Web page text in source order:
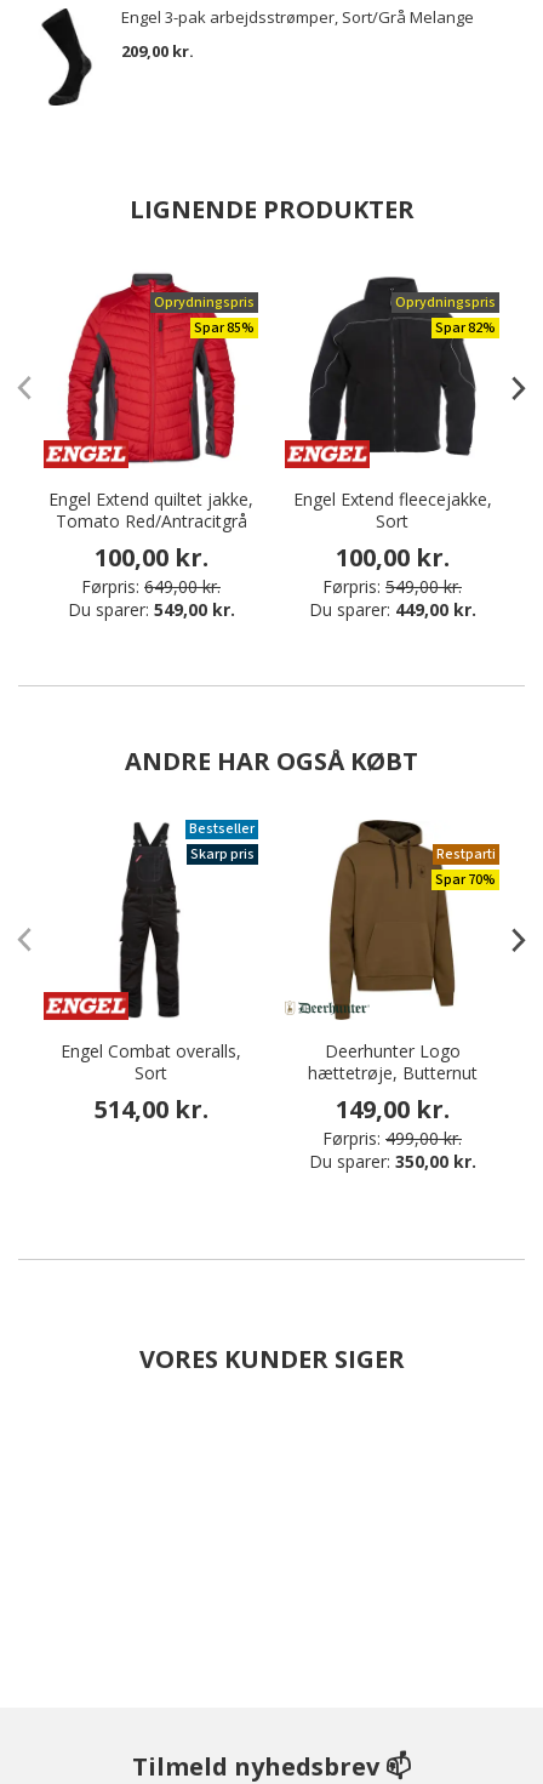
Engel 3-pak arbejdsstrømper, Sort/Grå Melange
209,00 kr.
LIGNENDE PRODUKTER
Oprydningspris
Spar 85%
Engel Extend quiltet jakke,
Tomato Red/Antracitgrå
100,00 kr.
Førpris: 649,00 kr.
Du sparer: 549,00 kr.
Oprydningspris
Spar 82%
Engel Extend fleecejakke,
Sort
100,00 kr.
Førpris: 549,00 kr.
Du sparer: 449,00 kr.
ANDRE HAR OGSÅ KØBT
Bestseller
Skarp pris
Engel Combat overalls,
Sort
514,00 kr.
Restparti
Spar 70%
Deerhunter Logo
hættetrøje, Butternut
149,00 kr.
Førpris: 499,00 kr.
Du sparer: 350,00 kr.
VORES KUNDER SIGER
Tilmeld nyhedsbrev 📫